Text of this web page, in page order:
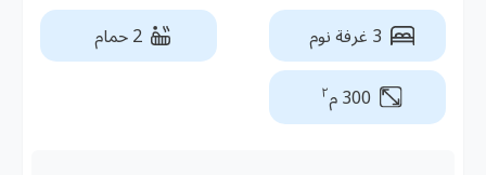
3 غرفة نوم 2 حمام
300 م ٢